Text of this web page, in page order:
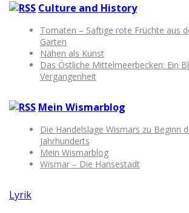
Culture and History
Tomaten – Saftige rote Früchte aus
Garten
Nähen als Kunst
Das Östliche Mittelmeerbecken: Ein
Vergangenheit
Mein Wismarblog
Die Handelslage Wismars zu Beginn
Jahrhunderts
Mein Wismarblog
Wismar – Die Hansestadt
Lyrik